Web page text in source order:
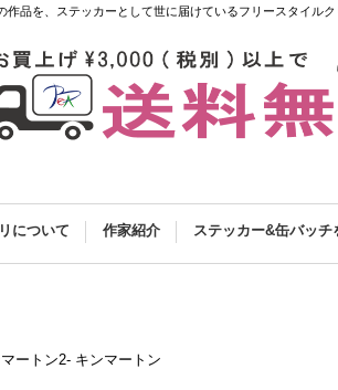
作品を、ステッカーとして世に届けているフリースタイル
について 作家紹介 ステッカー&缶バッチ
ートン2- キンマートン